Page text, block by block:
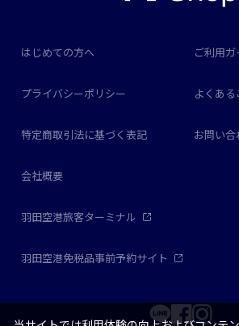
はじめての方へ ご利用ガ
プライバシーポリシー よくあ
特定商取引法に基づく表記 お問い合
会社概要
羽田空港旅客ターミナル
羽田空港免税品事前予約サイト